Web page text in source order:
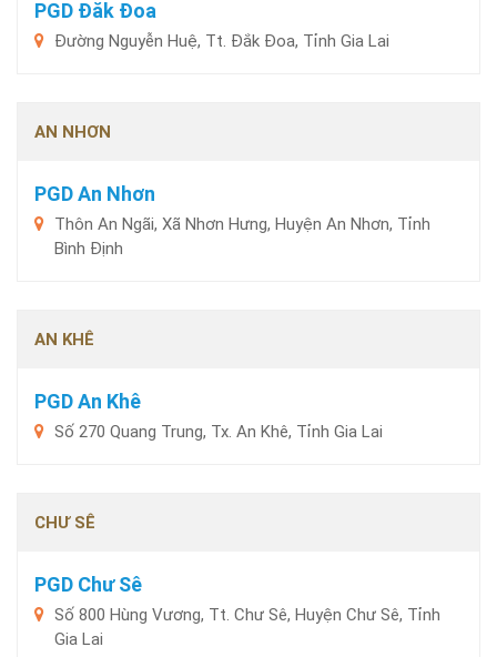
PGD Đăk Đoa
Đường Nguyễn Huệ, Tt. Đắk Đoa, Tỉnh Gia Lai
AN NHƠN
PGD An Nhơn
Thôn An Ngãi, Xã Nhơn Hưng, Huyện An Nhơn, Tỉnh
Bình Định
AN KHÊ
PGD An Khê
Số 270 Quang Trung, Tx. An Khê, Tỉnh Gia Lai
CHƯ SÊ
PGD Chư Sê
Số 800 Hùng Vương, Tt. Chư Sê, Huyện Chư Sê, Tỉnh
Gia Lai